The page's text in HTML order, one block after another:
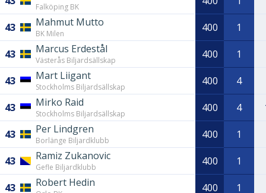
Falköping BK
43 Mahmut Mutto
BK Milen 400 1
43 Marcus Erdestål
Västerås Biljardsällskap 400 1
43 Mart Liigant
Stockholms Biljardsällskap 400 4
43 Mirko Raid
Stockholms Biljardsällskap 400 4
43 Per Lindgren
Borlänge Biljardklubb 400 1
43 Ramiz Zukanovic
Gefle Biljardklubb 400 1
43 Robert Hedin 400 1